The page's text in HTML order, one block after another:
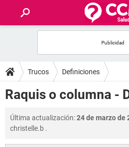
FOROS
SALUD
FAMILIA
NUTRICIÓN
Trucos Definiciones
Raquis o columna -
Última actualización:24 de marzo de
christelle.b .